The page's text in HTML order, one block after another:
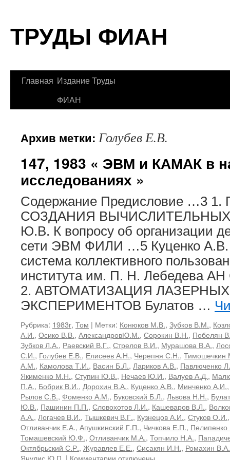
содержимому
ТРУДЫ ФИАН
Главная Издание Труды
ФИАН
Архив метки: Голубев Е.В.
147, 1983 « ЭВМ и КАМАК в
исследованиях »
Содержание Предисловие …3
СОЗДАНИЯ ВЫЧИСЛИТЕЛЬНЫХ
Ю.В. К вопросу об организации
сети ЭВМ ФИЛИ …5 Куценко А.В.
система коллективного
института им. П. Н. Лебедева
2. АВТОМАТИЗАЦИЯ ЛАЗЕРНЫХ
ЭКСПЕРИМЕНТОВ Булатов …
Рубрика: 1983г, Том | Метки: Конюков М.В., Зубков В.М.,
А.И., Осико В.В., АлександровЮ.М., Сорокин В.Н., Побелян
Зубков Л.А., Раевский В.Г., Стрелов В.И., Мурашова В.А.,
С.И., Голубев Е.В., Елисеев А.Н., Черепня С.Н., Тимошечкин
А.М., Камолова Т.И., Васин Б.Л., Лариков А.В., Павлюченко
Якименко М.Н., Ступин Ю.В., Нечаев Ю.И., Валуев А.Д.,
П.А., Бобрик В.И., Дорохин В.А., Куценко А.В., Минченко А.И.
Рылов С.В., Фоменко А.М., Буковский Б.Л., Львова Н.Н.,
Ю.В., Пашинин П.П., Словохотов Л.И., Кашеваров В.Л.,
А.А., Логачев В.И., Тышкевич В.Г., Кузнецов А.И., Стуков О.И.
Отливанчик Е.А., Апушкинский Г.П., Чичкова Е.П.,
Томашевский Ю.Ф., Отливанчик М.А., Топчило Н.А.,
Октябрьский С.Р., Журавлев Е.Е., Сисакян И.Н., Ромахин В.А.
Янулис Ю.П. | Комментарии котключены